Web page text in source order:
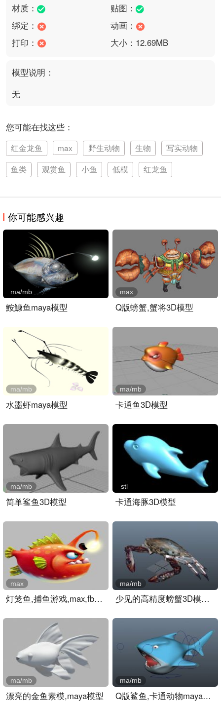
材质：
贴图：
绑定：
动画：
打印：
大小：12.69MB
模型说明：
无
您可能在找这些：
红金龙鱼 max 野生动物 生物
写实动物
鱼类
观赏鱼 小鱼 低模 红龙鱼
你可能感兴趣
鮟鱇鱼maya模型
ma/mb
Q版螃蟹,蟹将3D模型
max
水墨虾maya模型
ma/mb
卡通鱼3D模型
ma/mb
简单鲨鱼3D模型
ma/mb
卡通海豚3D模型
stl
灯笼鱼,捕鱼游戏,max,fbx格..
max
少见的高精度螃蟹3D模型下..
ma/mb
漂亮的金鱼素模,maya模型
ma/mb
Q版鲨鱼,卡通动物maya模型..
ma/mb